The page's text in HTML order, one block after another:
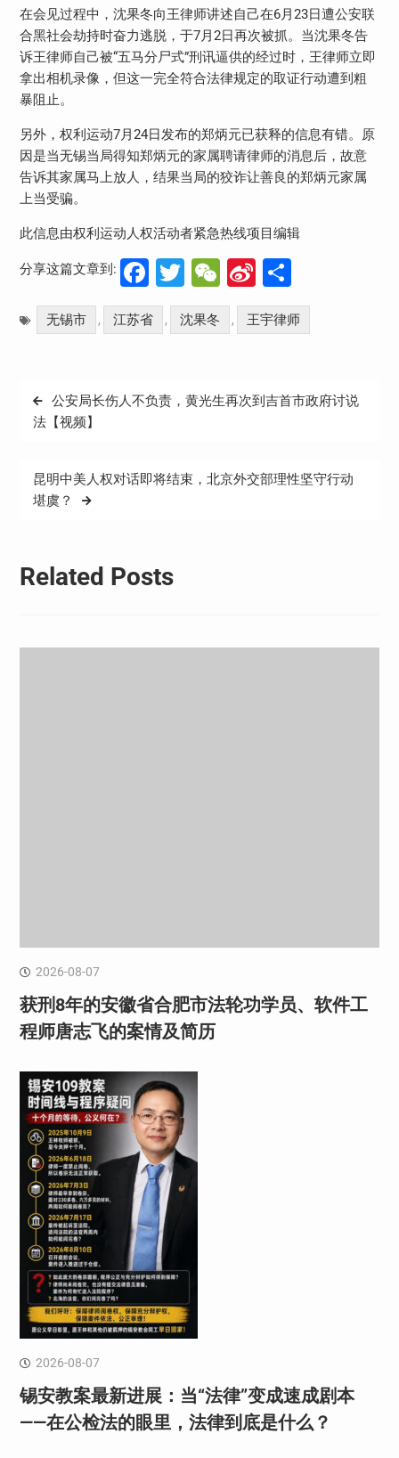
在会见过程中，沈果冬向王律师讲述自己在6月23日遭公安联
合黑社会劫持时奋力逃脱，于7月2日再次被抓。当沈果冬告
诉王律师自己被“五马分尸式”刑讯逼供的经过时，王律师立即
拿出相机录像，但这一完全符合法律规定的取证行动遭到粗
暴阻止。
另外，权利运动7月24日发布的郑炳元已获释的信息有错。原
因是当无锡当局得知郑炳元的家属聘请律师的消息后，故意
告诉其家属马上放人，结果当局的狡诈让善良的郑炳元家属
上当受骗。
此信息由权利运动人权活动者紧急热线项目编辑
分享这篇文章到: Facebook
Twitter
WeChat
Sina
Weibo
分
享
无锡市 , 江苏省 , 沈果冬 , 王宇律师
文
章
航
公安局长伤人不负责，黄光生再次到吉首市政府讨说
法【视频】
昆明中美人权对话即将结束，北京外交部理性坚守行动
堪虞？
Related Posts
2026-08-07
获刑8年的安徽省合肥市法轮功学员、软件工
程师唐志飞的案情及简历
2026-08-07
锡安教案最新进展：当“法律”变成速成剧本
——在公检法的眼里，法律到底是什么？